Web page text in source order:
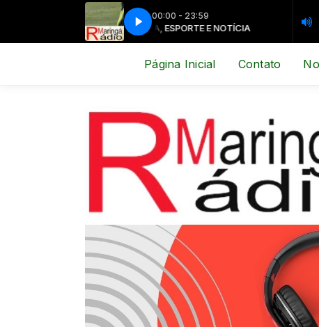
00:00 - 23:59
MÚSICA, ESPORTE E NOTÍCIA MÚSICA,
Página Inicial Contato